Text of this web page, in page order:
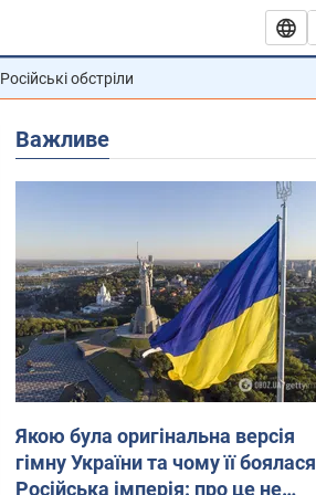
Російські обстріли
Важливе
Якою була оригінальна версія
гімну України та чому її боялася
Російська імперія: про це не